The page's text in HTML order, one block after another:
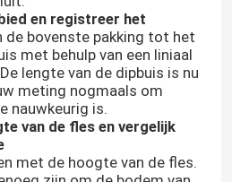
en registreer het
de bovenste pakking tot het
met behulp van een liniaal
lengte van de dipbuis is nu
meting nogmaals om
nauwkeurig is.
van de fles en vergelijk
met de hoogte van de fles.